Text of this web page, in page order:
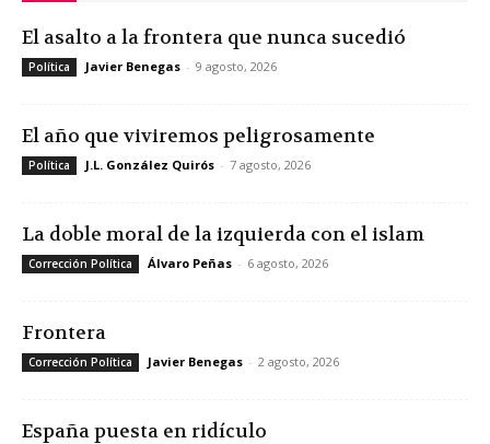
El asalto a la frontera que nunca sucedió
Política Javier Benegas - 9 agosto, 2026
El año que viviremos peligrosamente
Política J.L. González Quirós - 7 agosto, 2026
La doble moral de la izquierda con el islam
Corrección Política Álvaro Peñas - 6 agosto, 2026
Frontera
Corrección Política Javier Benegas - 2 agosto, 2026
España puesta en ridículo